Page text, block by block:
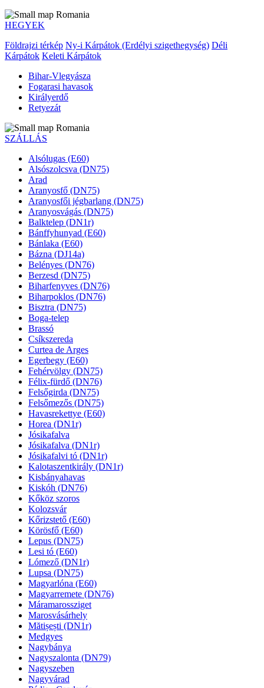
HEGYEK
Földrajzi térkép Ny-i Kárpátok (Erdélyi szigethegység) Déli
Kárpátok Keleti Kárpátok
Bihar-Vlegyásza
Fogarasi havasok
Királyerdő
Retyezát
SZÁLLÁS
Alsólugas (E60)
Alsószolcsva (DN75)
Arad
Aranyosfő (DN75)
Aranyosfői jégbarlang (DN75)
Aranyosvágás (DN75)
Balktelep (DN1r)
Bánffyhunyad (E60)
Bánlaka (E60)
Bázna (DJ14a)
Belényes (DN76)
Berzesd (DN75)
Biharfenyves (DN76)
Biharpoklos (DN76)
Bisztra (DN75)
Boga-telep
Brassó
Csíkszereda
Curtea de Arges
Egerbegy (E60)
Fehérvölgy (DN75)
Félix-fürdő (DN76)
Felsőgirda (DN75)
Felsőmezős (DN75)
Havasrekettye (E60)
Horea (DN1r)
Jósikafalva
Jósikafalva (DN1r)
Jósikafalvi tó (DN1r)
Kalotaszentkirály (DN1r)
Kisbányahavas
Kiskóh (DN76)
Kőköz szoros
Kolozsvár
Kőrizstető (E60)
Körösfő (E60)
Lepus (DN75)
Lesi tó (E60)
Lómező (DN1r)
Lupsa (DN75)
Magyarlóna (E60)
Magyarremete (DN76)
Máramarossziget
Marosvásárhely
Mătișești (DN1r)
Medgyes
Nagybánya
Nagyszalonta (DN79)
Nagyszeben
Nagyvárad